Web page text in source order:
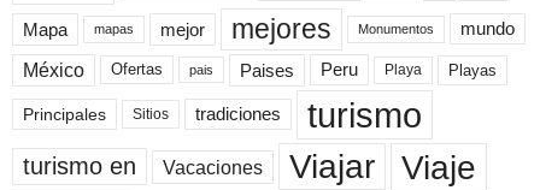
Mapa mapas mejor mejores Monumentos mundo
México Ofertas pais Paises Peru Playa Playas
Principales Sitios tradiciones turismo
turismo en Vacaciones Viajar Viaje